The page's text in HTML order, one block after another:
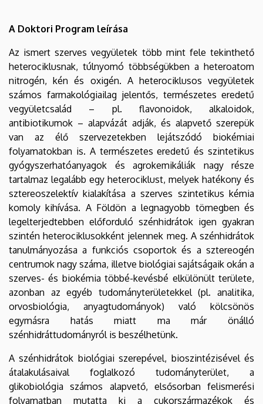
A Doktori Program leírása
Az ismert szerves vegyületek több mint fele tekinthető
heterociklusnak, túlnyomó többségükben a heteroatom
nitrogén, kén és oxigén. A heterociklusos vegyületek
számos farmakológiailag jelentős, természetes eredetű
vegyületcsalád – pl. flavonoidok, alkaloidok,
antibiotikumok – alapvázát adják, és alapvető szerepük
van az élő szervezetekben lejátszódó biokémiai
folyamatokban is. A természetes eredetű és szintetikus
gyógyszerhatóanyagok és agrokemikáliák nagy része
tartalmaz legalább egy heterociklust, melyek hatékony és
sztereoszelektív kialakítása a szerves szintetikus kémia
komoly kihívása. A Földön a legnagyobb tömegben és
legelterjedtebben előforduló szénhidrátok igen gyakran
szintén heterociklusokként jelennek meg. A szénhidrátok
tanulmányozása a funkciós csoportok és a sztereogén
centrumok nagy száma, illetve biológiai sajátságaik okán a
szerves- és biokémia többé-kevésbé elkülönült területe,
azonban az egyéb tudományterületekkel (pl. analitika,
orvosbiológia, anyagtudományok) való kölcsönös
egymásra hatás miatt ma már önálló
szénhidráttudományról is beszélhetünk.
A szénhidrátok biológiai szerepével, bioszintézisével és
átalakulásaival foglalkozó tudományterület, a
glikobiológia számos alapvető, elsősorban felismerési
folyamatban mutatta ki a cukorszármazékok és